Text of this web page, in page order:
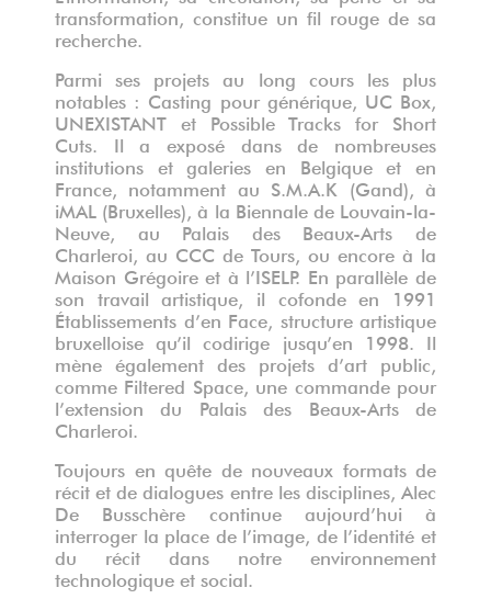
transformation, constitue un fil rouge de sa
recherche.
Parmi ses projets au long cours les plus
notables : Casting pour générique, UC Box,
UNEXISTANT et Possible Tracks for Short
Cuts. Il a exposé dans de nombreuses
institutions et galeries en Belgique et en
France, notamment au S.M.A.K (Gand), à
iMAL (Bruxelles), à la Biennale de Louvain-la-
Neuve, au Palais des Beaux-Arts de
Charleroi, au CCC de Tours, ou encore à la
Maison Grégoire et à l’ISELP. En parallèle de
son travail artistique, il cofonde en 1991
Établissements d’en Face, structure artistique
bruxelloise qu’il codirige jusqu’en 1998. Il
mène également des projets d’art public,
comme Filtered Space, une commande pour
l’extension du Palais des Beaux-Arts de
Charleroi.
Toujours en quête de nouveaux formats de
récit et de dialogues entre les disciplines, Alec
De Busschère continue au jourd’hui à
interroger la place de l’image, de l’identité et
du récit dans notre environnement
technologique et socia